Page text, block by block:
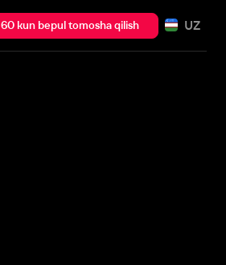
60 kun bepul tomosha qilish UZ